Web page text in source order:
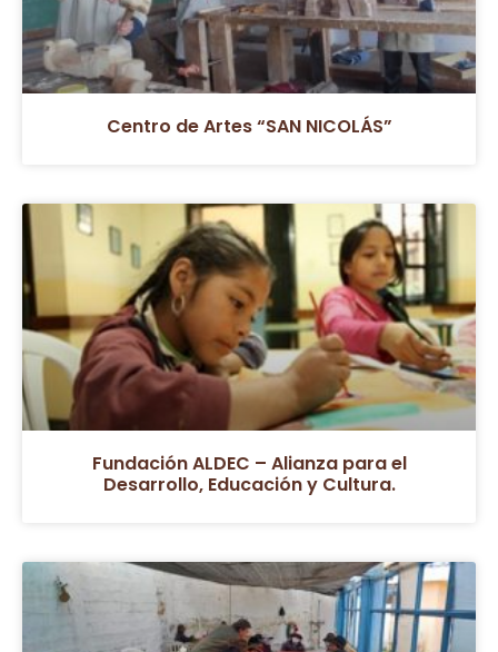
Centro de Artes “SAN NICOLÁS”
Fundación ALDEC – Alianza para el
Desarrollo, Educación y Cultura.